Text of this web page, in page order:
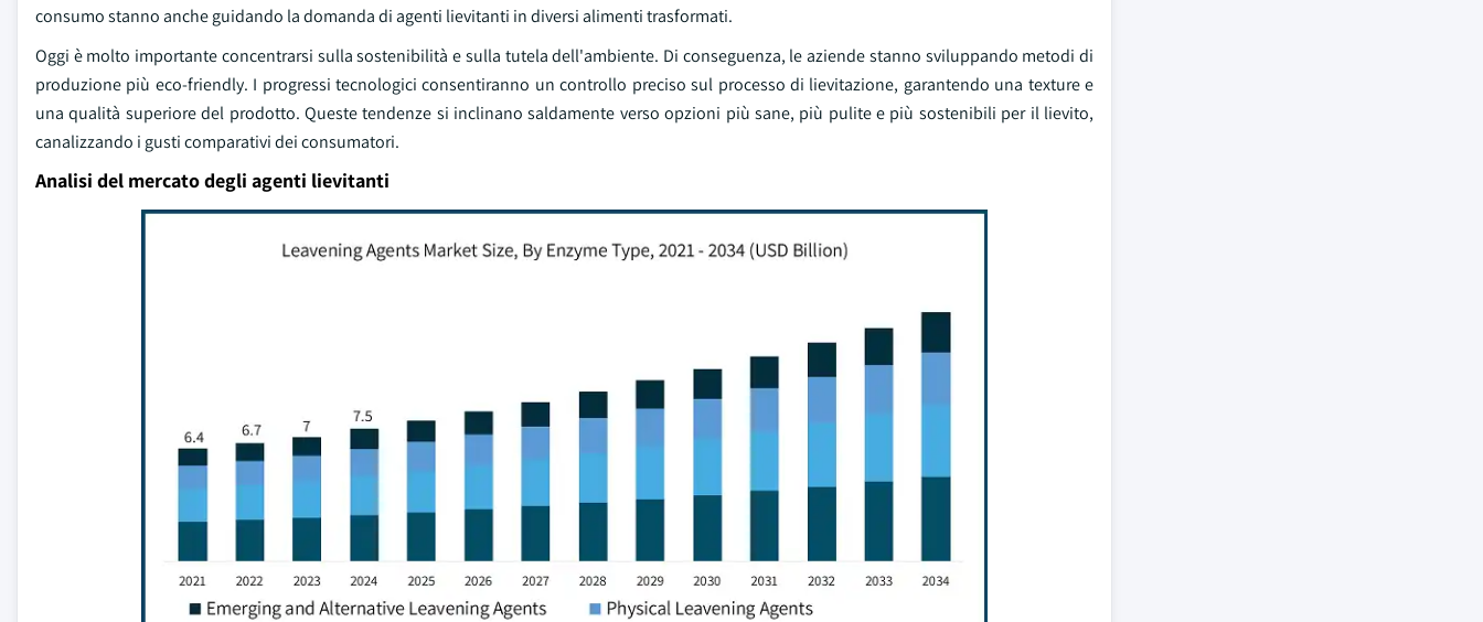
consumo stanno anche guidando la domanda di agenti lievitanti in diversi alimenti trasformati.
Oggi è molto importante concentrarsi sulla sostenibilità e sulla tutela dell'ambiente. Di conseguenza, le aziende stanno sviluppando metodi di
produzione più eco-friendly. I progressi tecnologici consentiranno un controllo preciso sul processo di lievitazione, garantendo una texture e
una qualità superiore del prodotto. Queste tendenze si inclinano saldamente verso opzioni più sane, più pulite e più sostenibili per il lievito,
canalizzando i gusti comparativi dei consumatori.
Analisi del mercato degli agenti lievitanti